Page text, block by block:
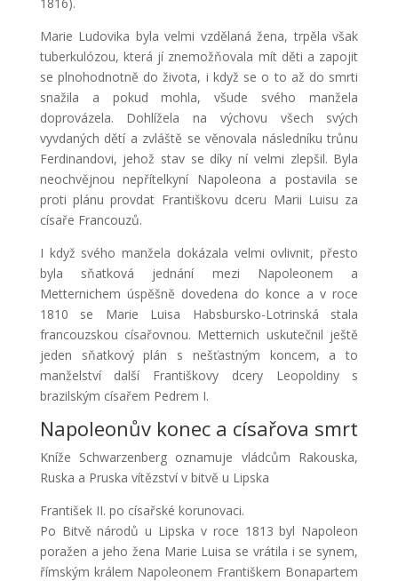
Marie Ludovika byla velmi vzdělaná žena, trpěla však
tuberkulózou, která jí znemožňovala mít děti a zapojit
se plnohodnotně do života, i když se o to až do smrti
snažila a pokud mohla, všude svého manžela
doprovázela. Dohlížela na výchovu všech svých
vyvdaných dětí a zvláště se věnovala následníku trůnu
Ferdinandovi, jehož stav se díky ní velmi zlepšil. Byla
neochvějnou nepřítelkyní Napoleona a postavila se
proti plánu provdat Františkovu dceru Marii Luisu za
císaře Francouzů.
I když svého manžela dokázala velmi ovlivnit, přesto
byla sňatková jednání mezi Napoleonem a
Metternichem úspěšně dovedena do konce a v roce
1810 se Marie Luisa Habsbursko-Lotrinská stala
francouzskou císařovnou. Metternich uskutečnil ještě
jeden sňatkový plán s nešťastným koncem, a to
manželství další Františkovy dcery Leopoldiny s
brazilským císařem Pedrem I.
Napoleonův konec a císařova smrt
Kníže Schwarzenberg oznamuje vládcům Rakouska,
Ruska a Pruska vítězství v bitvě u Lipska
František II. po císařské korunovaci.
Po Bitvě národů u Lipska v roce 1813 byl Napoleon
poražen a jeho žena Marie Luisa se vrátila i se synem,
římským králem Napoleonem Františkem Bonapartem